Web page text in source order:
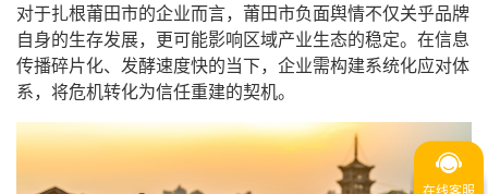
对于扎根莆田市的企业而言，莆田市负面舆情不仅关乎品牌
自身的生存发展，更可能影响区域产业生态的稳定。在信息
传播碎片化、发酵速度快的当下，企业需构建系统化应对体
系，将危机转化为信任重建的契机。